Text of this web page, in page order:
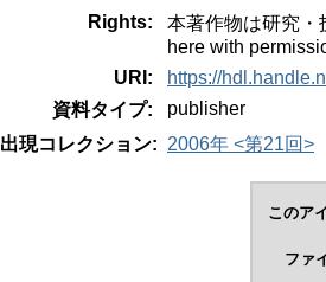
Rights:
本著作物は研究・
here with
URI:
https://
資料タイプ:
publisher
出現コレクション: 2006年 <第21回>
このア
ファ